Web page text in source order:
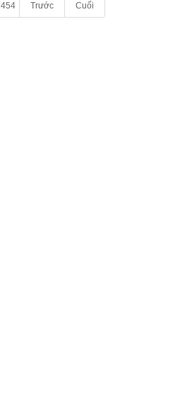
454 Trước Cuối